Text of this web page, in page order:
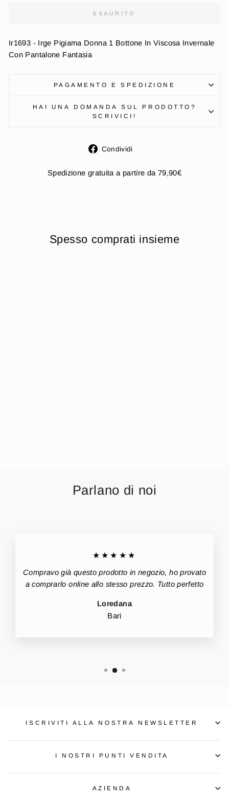
ESAURITO
Ir1693 - Irge Pigiama Donna 1 Bottone In Viscosa Invernale
Con Pantalone Fantasia
PAGAMENTO E SPEDIZIONE
HAI UNA DOMANDA SUL PRODOTTO?
SCRIVICI!
Condividi
Facebook
Spedizione gratuita a partire da 79,90€
Spesso comprati insieme
Parlano di noi
★★★★★
Compravo già questo prodotto in negozio, ho provato
a comprarlo online allo stesso prezzo. Tutto perfetto
Loredana
Bari
ISCRIVITI ALLA NOSTRA NEWSLETTER
I NOSTRI PUNTI VENDITA
AZIENDA